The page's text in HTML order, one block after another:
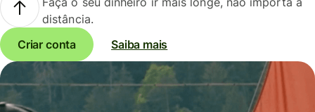
distância.
Criar conta
Saiba mais